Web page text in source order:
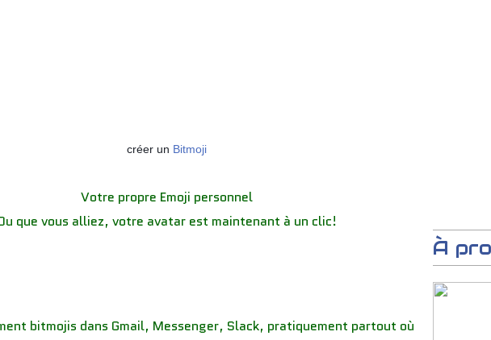
créer un Bitmoji
Votre propre Emoji personnel
que vous alliez, votre avatar est maintenant à un clic!
bitmojis dans Gmail, Messenger, Slack, pratiquement partout où
À